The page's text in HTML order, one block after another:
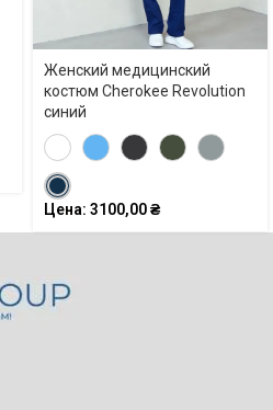
Женский медицинский
костюм Cherokee Revolution
синий
Цена: 3100,00₴